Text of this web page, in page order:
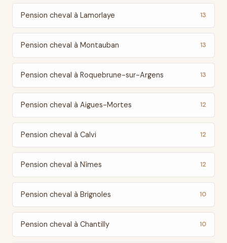
Pension cheval à Lamorlaye 13
Pension cheval à Montauban 13
Pension cheval à Roquebrune-sur-Argens 13
Pension cheval à Aigues-Mortes 12
Pension cheval à Calvi 12
Pension cheval à Nîmes 12
Pension cheval à Brignoles 10
Pension cheval à Chantilly 10